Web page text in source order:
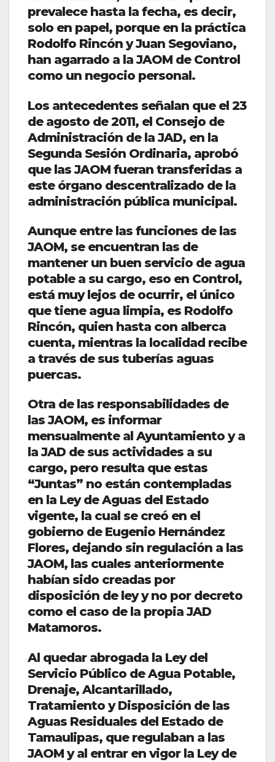
prevalece hasta la fecha, es decir,
solo en papel, porque en la práctica
Rodolfo Rincón y Juan Segoviano,
han agarrado a la JAOM de Control
como un negocio personal.
Los antecedentes señalan que el 23
de agosto de 2011, el Consejo de
Administración de la JAD, en la
Segunda Sesión Ordinaria, aprobó
que las JAOM fueran transferidas a
este órgano descentralizado de la
administración pública municipal.
Aunque entre las funciones de las
JAOM, se encuentran las de
mantener un buen servicio de agua
potable a su cargo, eso en Control,
está muy lejos de ocurrir, el único
que tiene agua limpia, es Rodolfo
Rincón, quien hasta con alberca
cuenta, mientras la localidad recibe
a través de sus tuberías aguas
puercas.
Otra de las responsabilidades de
las JAOM, es informar
mensualmente al Ayuntamiento y a
la JAD de sus actividades a su
cargo, pero resulta que estas
“Juntas” no están contempladas
en la Ley de Aguas del Estado
vigente, la cual se creó en el
gobierno de Eugenio Hernández
Flores, dejando sin regulación a las
JAOM, las cuales anteriormente
habían sido creadas por
disposición de ley y no por decreto
como el caso de la propia JAD
Matamoros.
Al quedar abrogada la Ley del
Servicio Público de Agua Potable,
Drenaje, Alcantarillado,
Tratamiento y Disposición de las
Aguas Residuales del Estado de
Tamaulipas, que regulaban a las
JAOM y al entrar en vigor la Ley de